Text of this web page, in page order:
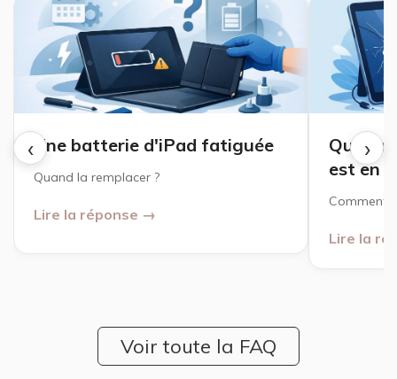
‹ ›
Une batterie d'iPad fatiguée
Quand la remplacer ?
Lire la réponse →
Que
est en
Comment
Lire la
Voir toute la FAQ